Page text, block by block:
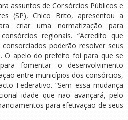
assuntos de Consórcios Públicos e
(SP), Chico Brito, apresentou a
criar uma normatização para
regionais. “Acredito que
poderão resolver seus
O apelo do prefeito foi para que se
fomentar o desenvolvimento
entre municípios dos consórcios,
Federativo. “Sem essa mudança
idade que não avançará, pelo
para efetivação de seus